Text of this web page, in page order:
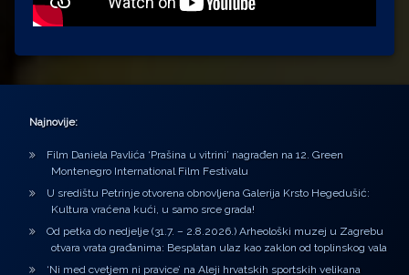
Najnovije:
Film Daniela Pavlića ‘Prašina u vitrini’ nagrađen na 12. Green
Montenegro International Film Festivalu
U središtu Petrinje otvorena obnovljena Galerija Krsto Hegedušić:
Kultura vraćena kući, u samo srce grada!
Od petka do nedjelje (31.7. – 2.8.2026.) Arheološki muzej u Zagrebu
otvara vrata građanima: Besplatan ulaz kao zaklon od toplinskog vala
‘Ni med cvetjem ni pravice’ na Aleji hrvatskih sportskih velikana